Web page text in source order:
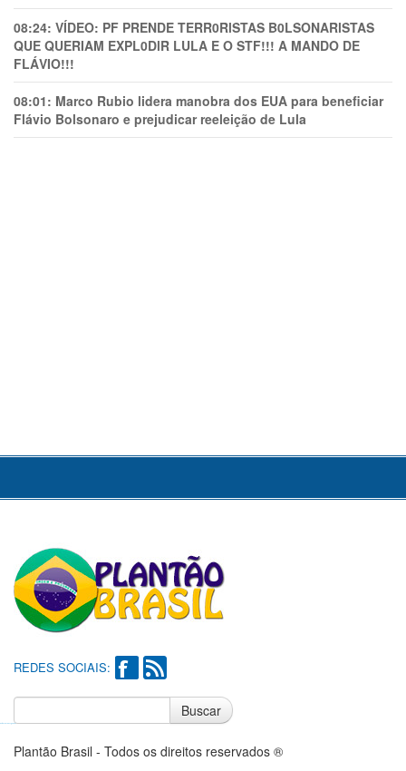
08:24: VÍDEO: PF PRENDE TERR0RlSTAS B0LSONARlSTAS
QUE QUERIAM EXPL0DlR LULA E O STF!!! A MANDO DE
FLÁVIO!!!
08:01: Marco Rubio lidera manobra dos EUA para beneficiar
Flávio Bolsonaro e prejudicar reeleição de Lula
REDES SOCIAIS:
Buscar
Plantão Brasil - Todos os direitos reservados ®